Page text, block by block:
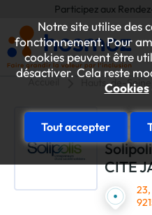
Notre site utilise des
fonctionnement. Pour
cookies peuvent être
désactiver. Cela reste
Cookies
Tout accepter
Participez aux Rendez-
Accueil Hauts-de-Seine
CITE
23,